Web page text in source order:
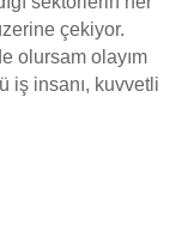
çekiyor.
olursam olayım
iş insanı, kuvvetli